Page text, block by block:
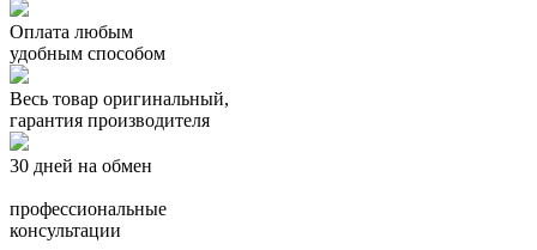
Оплата любым
удобным способом
Весь товар оригинальный,
гарантия производителя
30 дней на обмен
профессиональные
консультации